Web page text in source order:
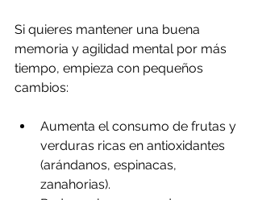
Si quieres mantener una buena
memoria y agilidad mental por más
tiempo, empieza con pequeños
cambios:
Aumenta el consumo de frutas y
verduras ricas en antioxidantes
(arándanos, espinacas,
zanahorias).